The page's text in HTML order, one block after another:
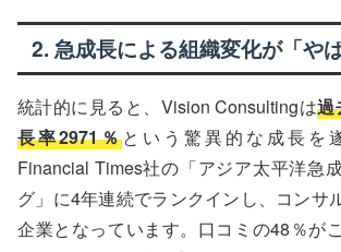
2. 急成長による組織変化が「やば
統計的に見ると、Vision Consultingは過
長率2971％という驚異的な成長を
Financial Times社の「アジア太平洋急
グ」に4年連続でランクインし、コンサ
企業となっています。口コミの48％が